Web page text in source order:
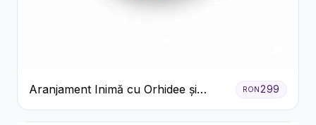
Aranjament Inimă cu Orhidee și
Floarea Miresei
RON299